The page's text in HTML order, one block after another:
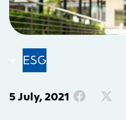
ESG
5 July, 2021